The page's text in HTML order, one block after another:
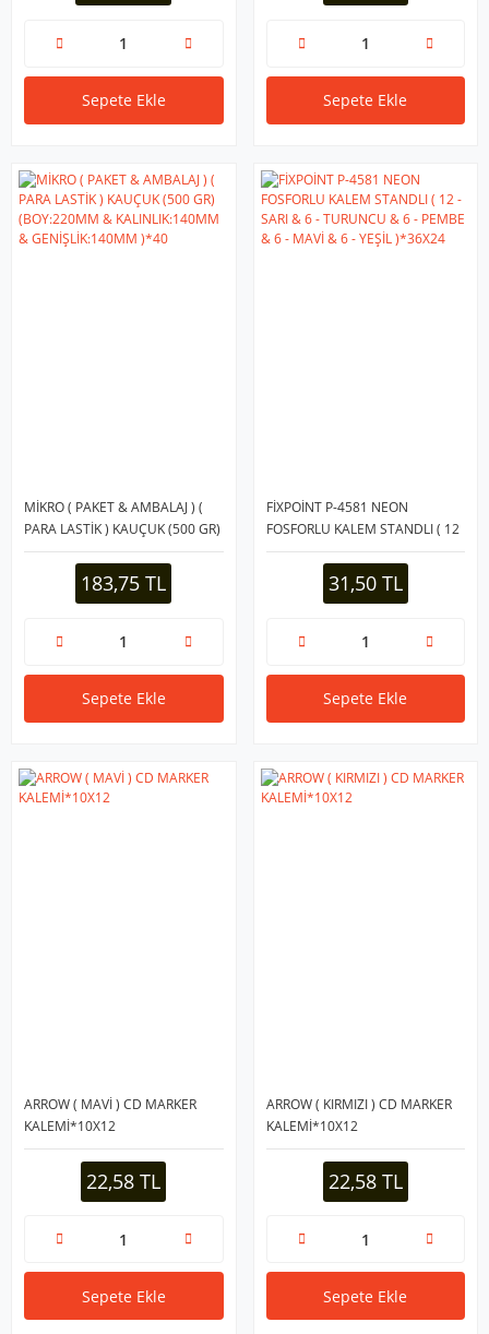
Sepete Ekle Sepete Ekle
MİKRO ( PAKET & AMBALAJ ) (
PARA LASTİK ) KAUÇUK (500 GR)
(BOY:220MM &
KALINLIK:140MM &
GENİŞLİK:140MM )*40
183,75 TL
Sepete Ekle
FİXPOİNT P-4581 NEON
FOSFORLU KALEM STANDLI ( 12
- SARI & 6 - TURUNCU & 6 -
PEMBE & 6 - MAVİ & 6 - YEŞİL
31,50 TL
Sepete Ekle
ARROW ( MAVİ ) CD MARKER
KALEMİ*10X12
22,58 TL
Sepete Ekle
ARROW ( KIRMIZI ) CD MARKER
KALEMİ*10X12
22,58 TL
Sepete Ekle